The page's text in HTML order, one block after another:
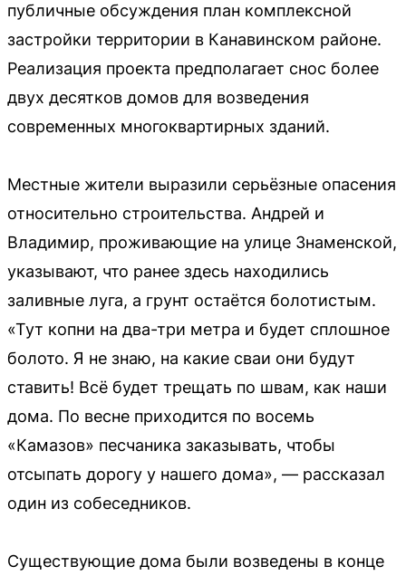
публичные обсуждения план комплексной
застройки территории в Канавинском районе.
Реализация проекта предполагает снос более
двух десятков домов для возведения
современных многоквартирных зданий.
Местные жители выразили серьёзные опасения
относительно строительства. Андрей и
Владимир, проживающие на улице Знаменской,
указывают, что ранее здесь находились
заливные луга, а грунт остаётся болотистым.
«Тут копни на два-три метра и будет сплошное
болото. Я не знаю, на какие сваи они будут
ставить! Всё будет трещать по швам, как наши
дома. По весне приходится по восемь
«Камазов» песчаника заказывать, чтобы
отсыпать дорогу у нашего дома», — рассказал
один из собеседников.
Существующие дома были возведены в конце